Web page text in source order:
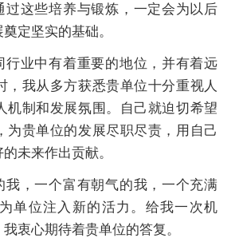
这些培养与锻炼，一定会为以后
定坚实的基础。
业中有着重要的地位，并有着远
，我从多方获悉贵单位十分重视人
机制和发展氛围。自己就迫切希望
为贵单位的发展尽职尽责，用自己
未来作出贡献。
，一个富有朝气的我，一个充满
单位注入新的活力。给我一次机
衷心期待着贵单位的答复。